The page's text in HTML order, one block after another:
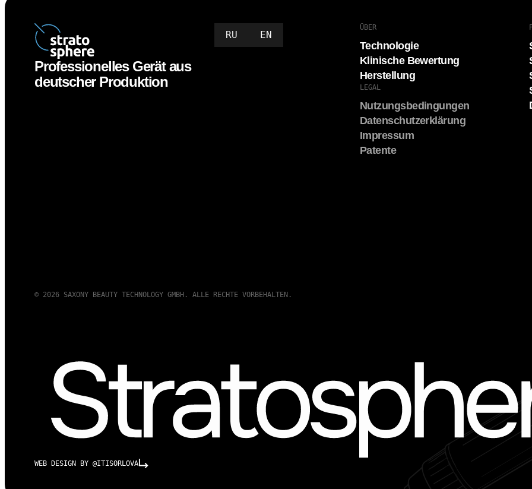
Professionelles Gerät aus
deutscher Produktion
RU EN
ÜBER
Technologie
Klinische Bewertung
Herstellung
LEGAL
Nutzungsbedingungen
Datenschutzerklärung
Impressum
Patente
© 2026 SAXONY BEAUTY TECHNOLOGY GMBH. ALLE RECHTE VORBEHALTEN.
WEB DESIGN BY @ITISORLOVA